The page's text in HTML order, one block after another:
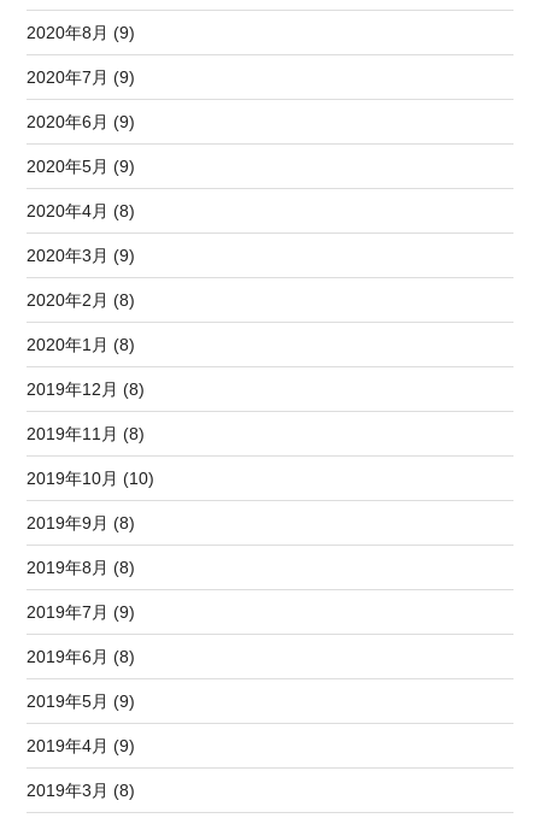
2020年8月 (9)
2020年7月 (9)
2020年6月 (9)
2020年5月 (9)
2020年4月 (8)
2020年3月 (9)
2020年2月 (8)
2020年1月 (8)
2019年12月 (8)
2019年11月 (8)
2019年10月 (10)
2019年9月 (8)
2019年8月 (8)
2019年7月 (9)
2019年6月 (8)
2019年5月 (9)
2019年4月 (9)
2019年3月 (8)